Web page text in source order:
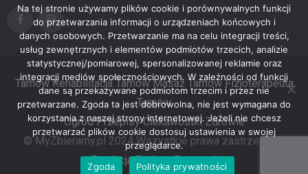
Tarnów Rehabilitacja Tarnów Masaż Tarnów Fizjoterapeuta
Tarnów
Ogród Przepisy Ciekawostki Zdrowie
© MyZbieramy.pl 2024 Wszystkie prawa zastrzeżone.
Fundacja Zielona Przystań
Na tej stronie używamy plików cookie i porównywalnych funkcji
do przetwarzania informacji o urządzeniach końcowych i
danych osobowych. Przetwarzanie ma na celu integracji treści,
usług zewnętrznych i elementów podmiotów trzecich, analizie
statystycznej/pomiarowej, spersonalizowanej reklamie oraz
integracji mediów społecznościowych. W zależności od funkcji
dane są przekazywane podmiotom trzecim i przez nie
przetwarzane. Zgoda ta jest dobrowolna, nie jest wymagana do
korzystania z naszej strony internetowej. Jeżeli nie chcesz
przetwarzać plików cookie dostosuj ustawienia w swojej
przeglądarce.
Zgoda
Polityka prywatności